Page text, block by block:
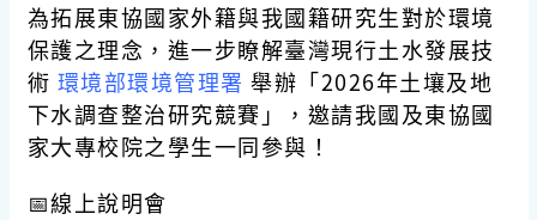
為拓展東協國家外籍與我國籍研究生對於環境
保護之理念，進一步瞭解臺灣現行土水發展技
術 環境部環境管理署 舉辦「2026年土壤及地
下水調查整治研究競賽」，邀請我國及東協國
家大專校院之學生一同參與！
📅線上說明會